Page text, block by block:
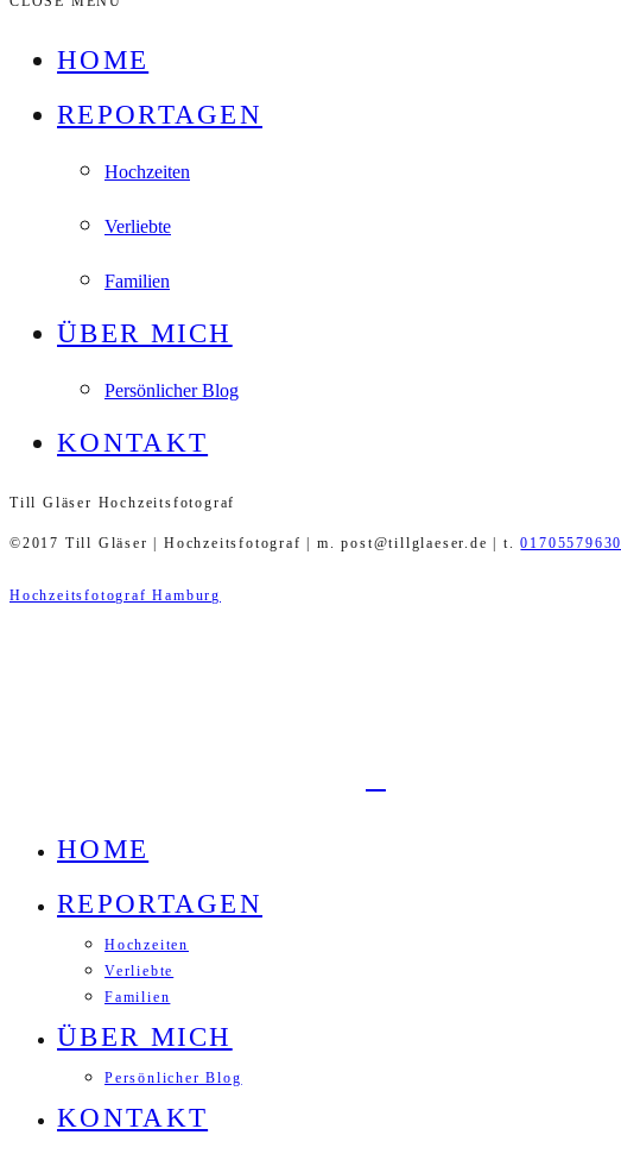
HOME
REPORTAGEN
Hochzeiten
Verliebte
Familien
ÜBER MICH
Persönlicher Blog
KONTAKT
Till Gläser Hochzeitsfotograf
©2017 Till Gläser | Hochzeitsfotograf | m. post@tillglaeser.de | t.01705579630
Hochzeitsfotograf Hamburg
HOME
REPORTAGEN
Hochzeiten
Verliebte
Familien
ÜBER MICH
Persönlicher Blog
KONTAKT